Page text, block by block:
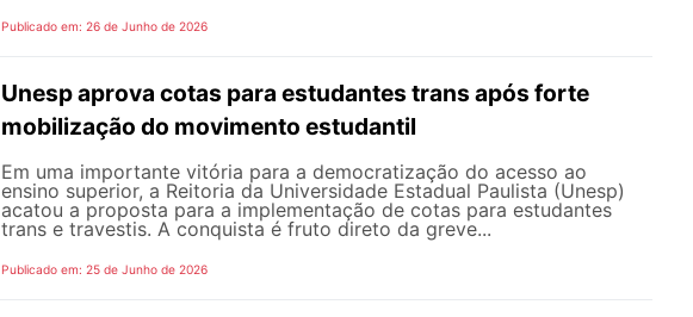
Publicado em: 26 de Junho de 2026
Unesp aprova cotas para estudantes trans após forte
mobilização do movimento estudantil
Em uma importante vitória para a democratização do acesso ao
ensino superior, a Reitoria da Universidade Estadual Paulista (Unesp)
acatou a proposta para a implementação de cotas para estudantes
trans e travestis. A conquista é fruto direto da greve...
Publicado em: 25 de Junho de 2026